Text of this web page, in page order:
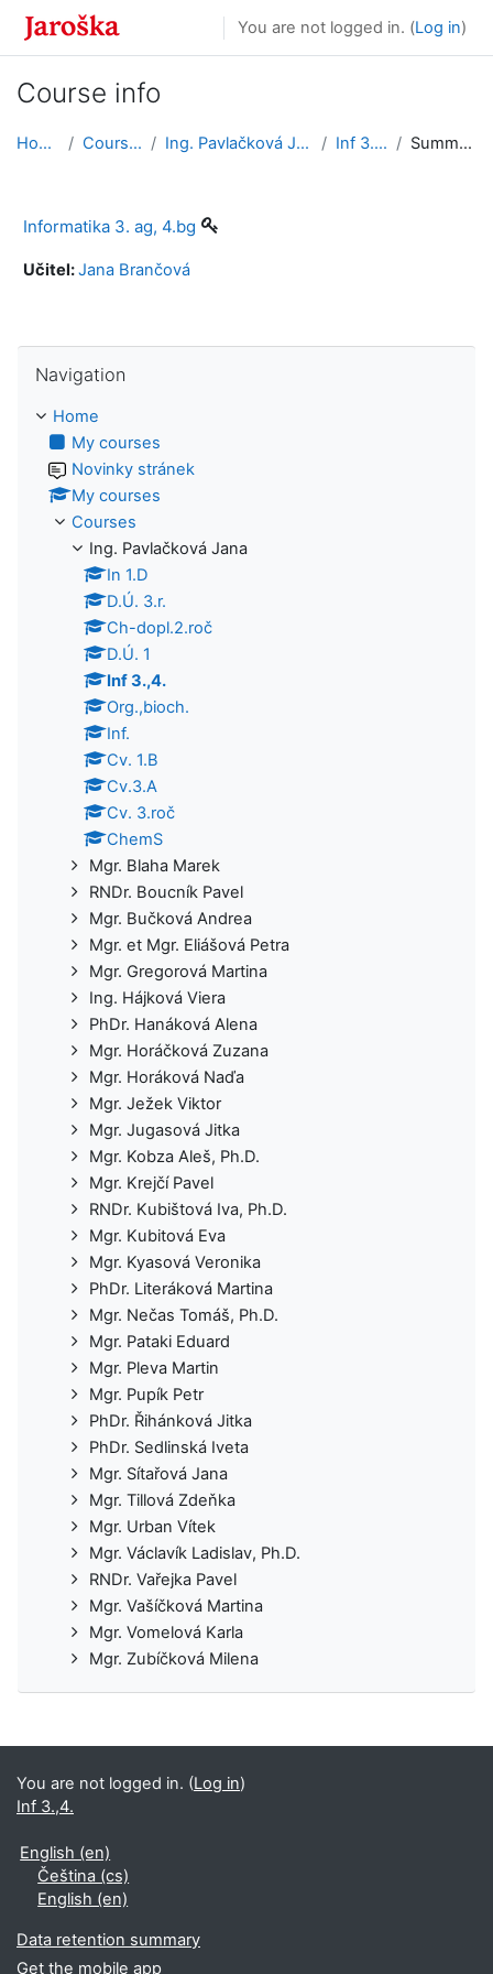
Skip to main content
You are not logged in. (Log in)
Course info
Home Courses Ing. Pavlačková Jana Inf 3.,4. Summary
Informatika 3. ag, 4.bg
Učitel:Jana Brančová
Navigation
Home
My courses
Novinky stránek
My courses
Courses
Ing. Pavlačková Jana
In 1.D
D.Ú. 3.r.
Ch-dopl.2.roč
D.Ú. 1
Inf 3.,4.
Org.,bioch.
Inf.
Cv. 1.B
Cv.3.A
Cv. 3.roč
ChemS
Mgr. Blaha Marek
RNDr. Boucník Pavel
Mgr. Bučková Andrea
Mgr. et Mgr. Eliášová Petra
Mgr. Gregorová Martina
Ing. Hájková Viera
PhDr. Hanáková Alena
Mgr. Horáčková Zuzana
Mgr. Horáková Naďa
Mgr. Ježek Viktor
Mgr. Jugasová Jitka
Mgr. Kobza Aleš, Ph.D.
Mgr. Krejčí Pavel
RNDr. Kubištová Iva, Ph.D.
Mgr. Kubitová Eva
Mgr. Kyasová Veronika
PhDr. Literáková Martina
Mgr. Nečas Tomáš, Ph.D.
Mgr. Pataki Eduard
Mgr. Pleva Martin
Mgr. Pupík Petr
PhDr. Řihánková Jitka
PhDr. Sedlinská Iveta
Mgr. Sítařová Jana
Mgr. Tillová Zdeňka
Mgr. Urban Vítek
Mgr. Václavík Ladislav, Ph.D.
RNDr. Vařejka Pavel
Mgr. Vašíčková Martina
Mgr. Vomelová Karla
Mgr. Zubíčková Milena
You are not logged in. (Log in)
Inf 3.,4.
English ‎(en)‎
Čeština ‎(cs)‎
English ‎(en)‎
Data retention summary
Get the mobile app